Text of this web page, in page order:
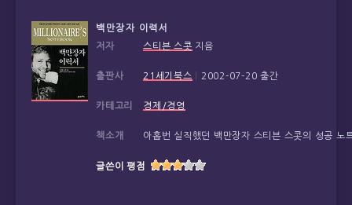
백만장자 이력서
저자
스티븐 스콧 지음
출판사 21세기북스 2002-07-20 출간
카테고리 경제/경영
책소개 아홉번 실직했던 백만장자 스티븐 스콧의 성공
글쓴이 평점